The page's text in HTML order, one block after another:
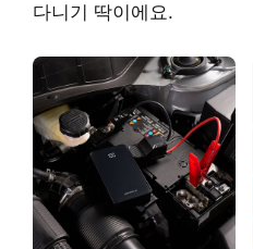
다니기 딱이에요.